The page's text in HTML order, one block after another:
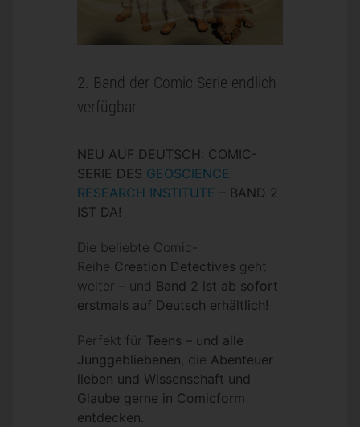
2. Band der Comic-Serie endlich
verfügbar
NEU AUF DEUTSCH: COMIC-
SERIE DES GEOSCIENCE
RESEARCH INSTITUTE – BAND 2
IST DA!
Die beliebte Comic-
Reihe Creation Detectives geht
weiter – und Band 2 ist ab sofort
erstmals auf Deutsch erhältlich!
Perfekt für Teens – und alle
Junggebliebenen, die Abenteuer
lieben und Wissenschaft und
Glaube gerne in Comicform
entdecken.